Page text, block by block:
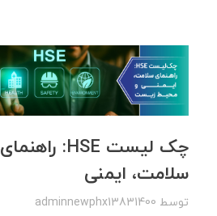
چک‌ لیست HSE: راهنمای
سلامت، ایمنی
توسط adminnewphx13831400